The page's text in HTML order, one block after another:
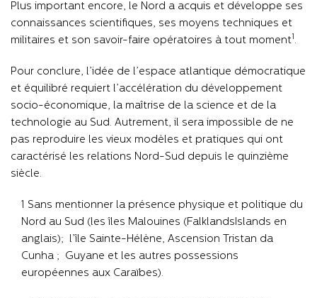
Plus important encore, le Nord a acquis et développe ses
connaissances scientifiques, ses moyens techniques et
militaires et son savoir-faire opératoires à tout moment1 .
Pour conclure, l’idée de l’espace atlantique démocratique
et équilibré requiert l’accélération du développement
socio-économique, la maîtrise de la science et de la
technologie au Sud. Autrement, il sera impossible de ne
pas reproduire les vieux modèles et pratiques qui ont
caractérisé les relations Nord-Sud depuis le quinzième
siècle.
1 Sans mentionner la présence physique et politique du
Nord au Sud (les îles Malouines (FalklandsIslands en
anglais); l’île Sainte-H élène, Ascension Tristan da
Cunha ;
Guyane et les autres possessions
européennes aux Caraïbes).